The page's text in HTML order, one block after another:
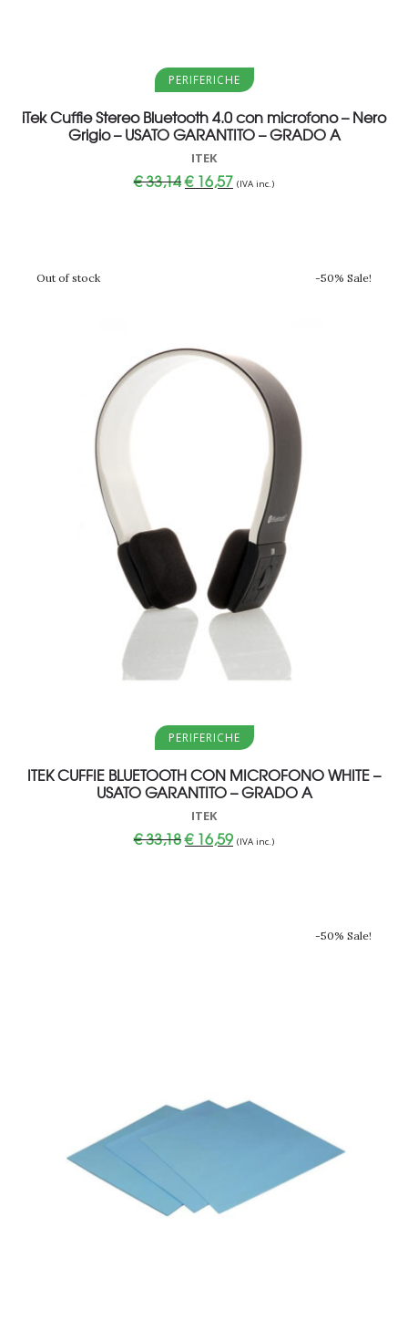
Aggiungi al carrello
PERIFERICHE
iTek Cuffie Stereo Bluetooth 4.0 con microfono – Nero
Grigio – USATO GARANTITO – GRADO A
ITEK
€33,14Il
prezzo
€16,57Il
prezzo
(IVA inc.)
-50% Sale!
Leggi tutto
Out of stock
PERIFERICHE
ITEK CUFFIE BLUETOOTH CON MICROFONO WHITE –
USATO GARANTITO – GRADO A
ITEK
€33,18Il
prezzo
€16,59Il
prezzo
(IVA inc.)
-50% Sale!